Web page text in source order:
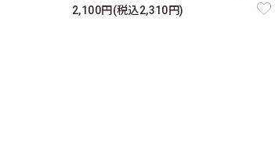
2,100円(税込2,310円)